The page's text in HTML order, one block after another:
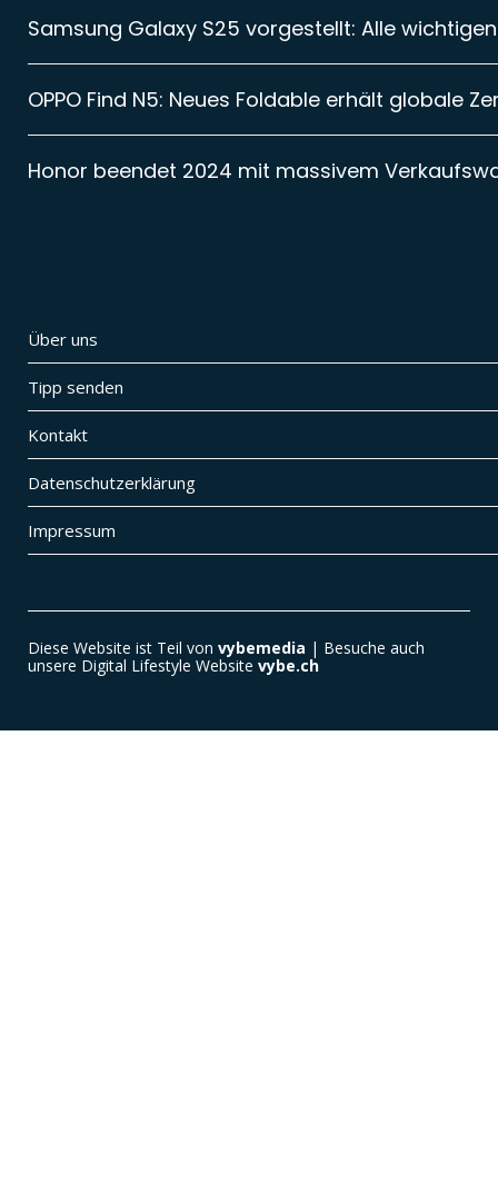
Samsung Galaxy S25 vorgestellt: Alle
OPPO Find N5: Neues Foldable erhält globale
Honor beendet 2024 mit massivem
Über uns
Tipp senden
Kontakt
Datenschutzerklärung
Impressum
Diese Website ist Teil von vybemedia | Besuche auch
unsere Digital Lifestyle Website vybe.ch